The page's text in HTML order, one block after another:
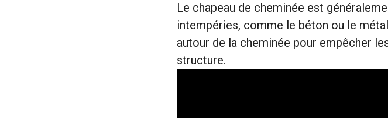
Le chapeau de cheminée est
intempéries, comme le béton ou le
autour de la cheminée pour empêcher
structure.